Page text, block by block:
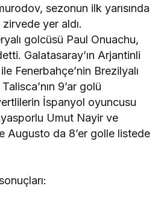
sezonun ilk yarısında
yer aldı.
golcüsü Paul Onuachu,
Galatasaray’ın Arjantinli
Fenerbahçe’nin Brezilyalı
9’ar golü
İspanyol oyuncusu
Umut Nayir ve
Augusto da 8’er golle listede